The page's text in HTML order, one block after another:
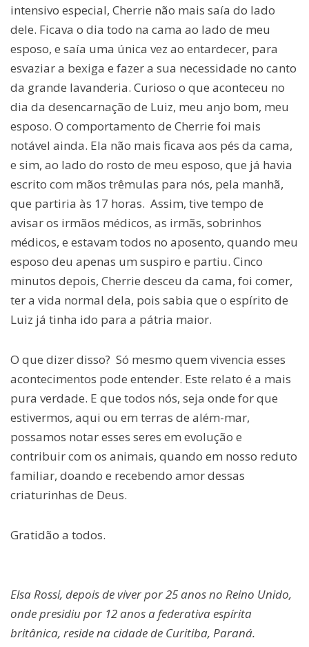
intensivo especial, Cherrie não mais saía do lado
dele. Ficava o dia todo na cama ao lado de meu
esposo, e saía uma única vez ao entardecer, para
esvaziar a bexiga e fazer a sua necessidade no canto
da grande lavanderia. Curioso o que aconteceu no
dia da desencarnação de Luiz, meu anjo bom, meu
esposo. O comportamento de Cherrie foi mais
notável ainda. Ela não mais ficava aos pés da cama,
e sim, ao lado do rosto de meu esposo, que já havia
escrito com mãos trêmulas para nós, pela manhã,
que partiria às 17 horas. Assim, tive tempo de
avisar os irmãos médicos, as irmãs, sobrinhos
médicos, e estavam todos no aposento, quando meu
esposo deu apenas um suspiro e partiu. Cinco
minutos depois, Cherrie desceu da cama, foi comer,
ter a vida normal dela, pois sabia que o espírito de
Luiz já tinha ido para a pátria maior.
O que dizer disso? Só mesmo quem vivencia esses
acontecimentos pode entender. Este relato é a mais
pura verdade. E que todos nós, seja onde for que
estivermos, aqui ou em terras de além-mar,
possamos notar esses seres em evolução e
contribuir com os animais, quando em nosso reduto
familiar, doando e recebendo amor dessas
criaturinhas de Deus.
Gratidão a todos.
Elsa Rossi, depois de viver por 25 anos no Reino Unido,
onde presidiu por 12 anos a federativa espírita
britânica, reside na cidade de Curitiba, Paraná.